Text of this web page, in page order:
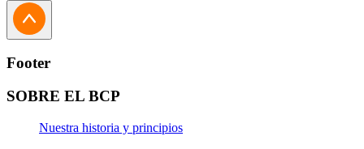
Footer
SOBRE EL BCP
Nuestra historia y principios